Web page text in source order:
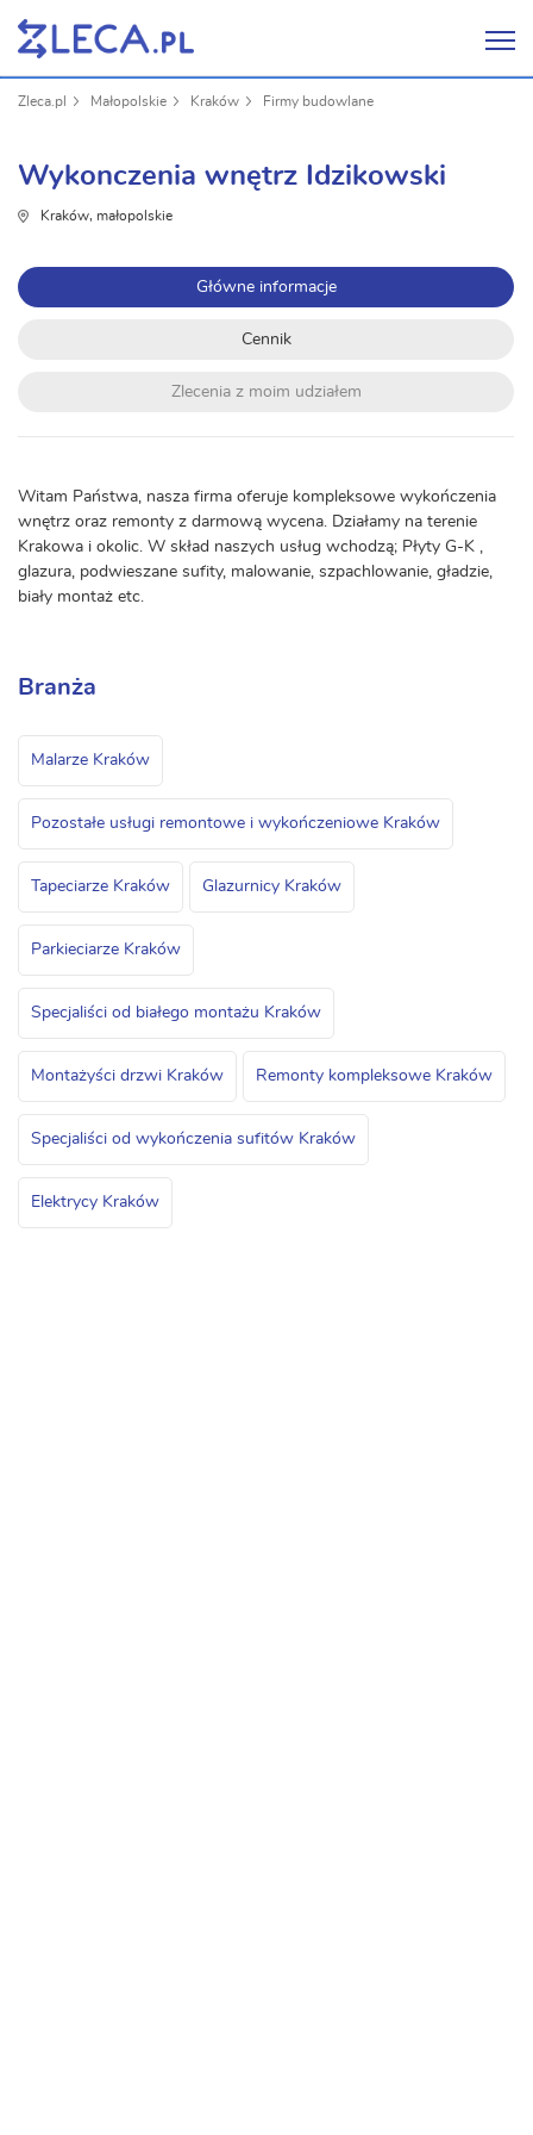
Zleca.pl Małopolskie Kraków Firmy budowlane
Wykonczenia wnętrz Idzikowski
Kraków, małopolskie
Główne informacje
Cennik
Zlecenia z moim udziałem
Witam Państwa, nasza firma oferuje kompleksowe wykończenia
wnętrz oraz remonty z darmową wycena. Działamy na terenie
Krakowa i okolic. W skład naszych usług wchodzą; Płyty G-K ,
glazura, podwieszane sufity, malowanie, szpachlowanie, gładzie,
biały montaż etc.
Branża
Malarze Kraków
Pozostałe usługi remontowe i wykończeniowe Kraków
Tapeciarze Kraków Glazurnicy Kraków
Parkieciarze Kraków
Specjaliści od białego montażu Kraków
Montażyści drzwi Kraków Remonty kompleksowe Kraków
Specjaliści od wykończenia sufitów Kraków
Elektrycy Kraków